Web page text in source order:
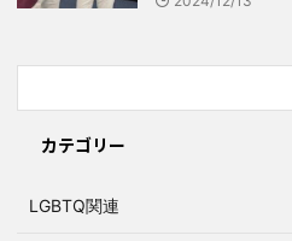
カテゴリー
LGBTQ関連